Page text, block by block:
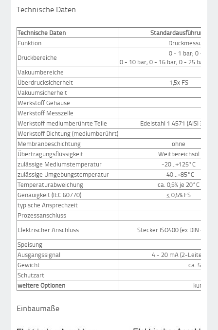
Technische Daten
Technische Daten
Standardausführung
Funktion
Druckbereiche
0 - 1 bar; 0 - 1,6
0 - 10 bar; 0 - 16 bar; 0 - 25 bar; 0
Vakuumbereiche
Überdrucksicherheit
1,5x FS
Vakuumsicherheit
Werkstoff Gehäuse
Werkstoff Messzelle
Werkstoff mediumberührte Teile
Edelstahl 1.4571 (AISI 316 Ti)
Werkstoff Dichtung (mediumberührt)
Membranbeschichtung
ohne
Übertragungsflüssigkeit
Weitbereichsöl
zulässige Mediumstemperatur
-20...+125°C
zulässige Umgebungstemperatur
-40...+85°C
Temperaturabweichung
ca. 0,5% je 20°C
Genauigkeit (IEC 60770)
< 0,5% FS
typische Ansprechzeit
Prozessanschluss
Elektrischer Anschluss
Stecker ISO400 (ex DIN
Speisung
Ausgangssignal
4 - 20 mA (2-Leiter)
Gewicht
ca. 500 -
Schutzart
weitere Optionen
Einbaumaße